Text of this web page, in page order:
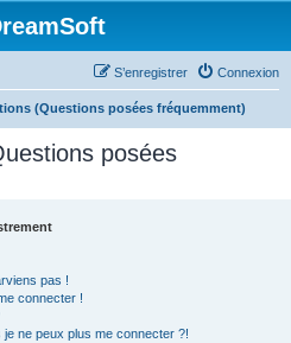
Connexion
S’enregistrer
(Questions posées fréquemment)
posées
pas !
connecter !
ne peux plus me connecter ?!